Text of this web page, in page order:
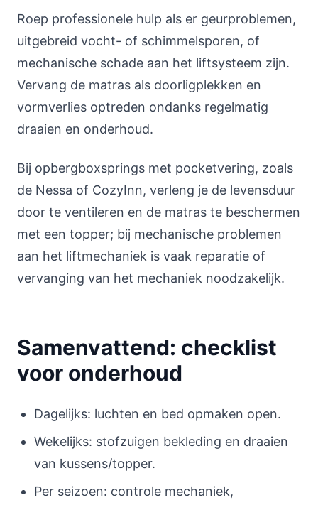
Roep professionele hulp als er geurproblemen,
uitgebreid vocht- of schimmelsporen, of
mechanische schade aan het liftsysteem zijn.
Vervang de matras als doorligplekken en
vormverlies optreden ondanks regelmatig
draaien en onderhoud.
Bij opbergboxsprings met pocketvering, zoals
de Nessa of CozyInn, verleng je de levensduur
door te ventileren en de matras te beschermen
met een topper; bij mechanische problemen
aan het liftmechaniek is vaak reparatie of
vervanging van het mechaniek noodzakelijk.
Samenvattend: checklist
voor onderhoud
Dagelijks: luchten en bed opmaken open.
Wekelijks: stofzuigen bekleding en draaien
van kussens/topper.
Per seizoen: controle mechaniek,